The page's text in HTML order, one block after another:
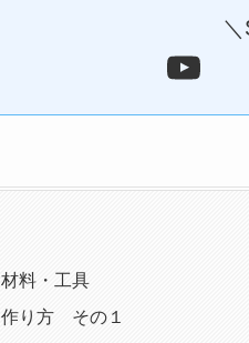
YouTube
材料・工具
作り方 その１